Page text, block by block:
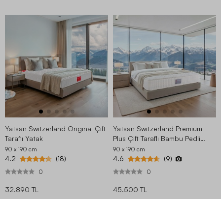
Yatsan Switzerland Original Çift
Taraflı Yatak
90 x 190 cm
4.2 (18)
0
32.890 TL
Yatsan Switzerland Premium
Plus Çift Taraflı Bambu Pedli
Yatak
90 x 190 cm
4.6 (9)
0
45.500 TL